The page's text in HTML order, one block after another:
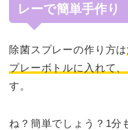
レーで簡単手作り
除菌スプレーの作り方は
プレーボトルに入れて
す。
ね？簡単でしょう？1分